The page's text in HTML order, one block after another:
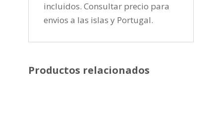
incluidos. Consultar precio para
envios a las islas y Portugal.
Productos relacionados